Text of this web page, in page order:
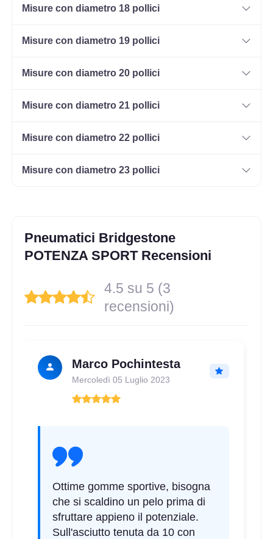
Disponibile
Disponibile
225/55 R17 101Y XL
215/45 R17 91Y FR XL
Disponibile
245/40 R17 91Y FR
Disponibile
205/45 R17 88Y FR XL
Disponibile
Misure con diametro 18 pollici
Misure con diametro 19 pollici
Misure con diametro 20 pollici
Misure con diametro 21 pollici
Misure con diametro 22 pollici
Misure con diametro 23 pollici
Pneumatici Bridgestone
POTENZA SPORT Recensioni
4.5 su 5 (3
recensioni)
Marco Pochintesta
Mercoledì 05 Luglio 2023
Ottime gomme sportive, bisogna
che si scaldino un pelo prima di
sfruttare appieno il potenziale.
Sull'asciutto tenuta da 10 con